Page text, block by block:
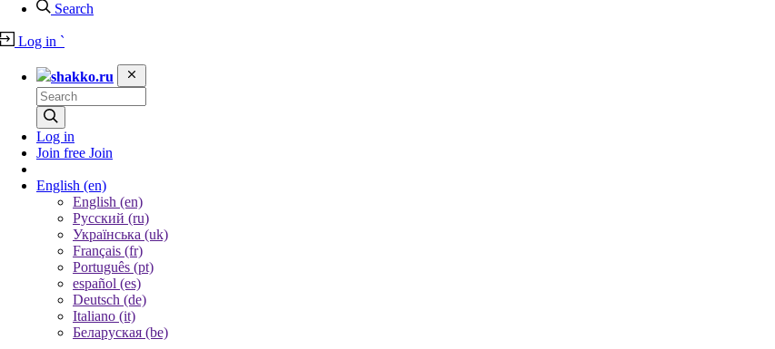
Search
Log in `
shakko.ru
Log in
Join free Join
English (en)
English (en)
Русский (ru)
Українська (uk)
Français (fr)
Português (pt)
español (es)
Deutsch (de)
Italiano (it)
Беларуская (be)